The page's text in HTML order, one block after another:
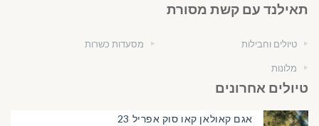
תאילנד עם קשת מסורת
טיולים וחבילות
מלונות
מסעדות כשרות
טיולים אחרונים
אגם קאולאן קאו סוק אפריל 23